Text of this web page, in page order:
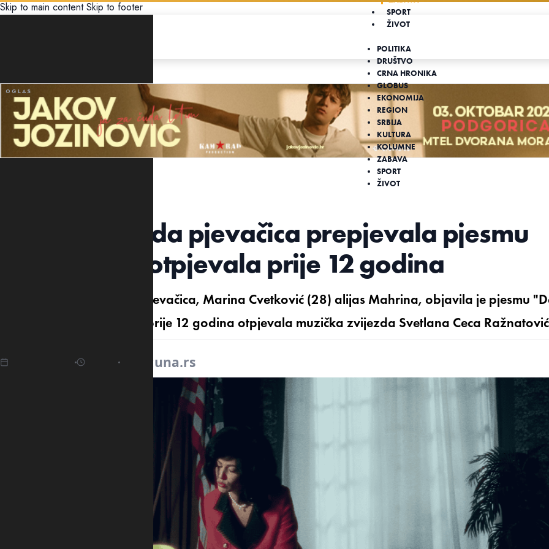
Skip to main content Skip to footer
SPORT
ŽIVOT
POLITIKA
DRUŠTVO
CRNA HRONIKA
GLOBUS
EKONOMIJA
REGION
SRBIJA
KULTURA
KOLUMNE
ZABAVA
SPORT
ŽIVOT
VIDEO – Mlada pjevačica prepjevala pjesmu
koju je Ceca otpjevala prije 12 godina
Mlada i sve popularnija pjevačica, Marina Cvetković (28) alijas Mahrina, objavila je pjesmu
raskinem s njom", koju je prije 12 godina otpjevala muzička zvijezda Svetlana Ceca
una.rs